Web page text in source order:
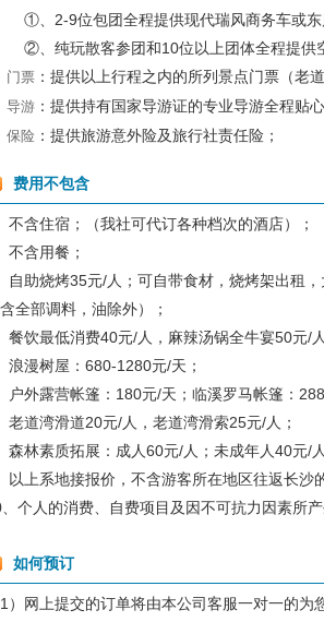
2-9位包团全程提供现代瑞风商务车或东
纯玩散客参团和10位以上团体全程提供空
门票 ：提供以上行程之内的所列景点门票（老
导游 ：提供持有国家导游证的专业导游全程贴心
保险 ：提供旅游意外险及旅行社责任险；
费用不包含
不含住宿；（我社可代订各种档次的酒店）；
不含用餐；
自助烧烤35元/人；可自带食材，烧烤架出租
全部调料，油除外）；
餐饮最低消费40元/人，麻辣汤锅全牛宴50元/
浪漫树屋：680-1280元/天；
户外露营帐篷：180元/天；临溪罗马帐篷：288
老道湾滑道20元/人，老道湾滑索25元/人；
森林素质拓展：成人60元/人；未成年人40元/人
以上系地接报价，不含游客所在地区往返长沙
个人的消费、自费项目及因不可抗力因素所产
如何预订
1）网上提交的订单将由本公司客服一对一的为